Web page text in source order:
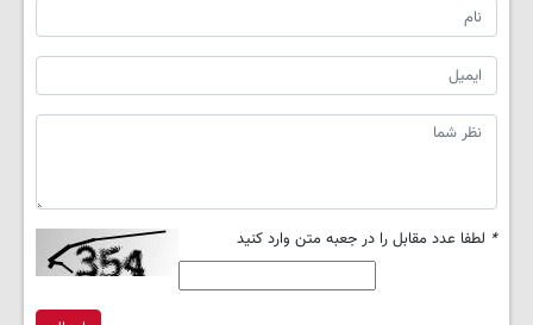
* لطفا عدد مقابل را در جعبه متن وارد کنید